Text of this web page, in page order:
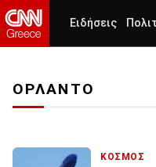
Ειδήσεις
ΟΡΛΑΝΤΟ
ΚΟΣΜΟΣ